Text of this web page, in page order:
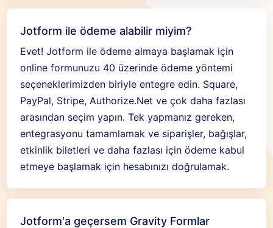
Jotform ile ödeme alabilir miyim?
Evet! Jotform ile ödeme almaya başlamak için
online formunuzu 40 üzerinde ödeme yöntemi
seçeneklerimizden biriyle entegre edin. Square,
PayPal, Stripe, Authorize.Net ve çok daha fazlası
arasından seçim yapın. Tek yapmanız gereken,
entegrasyonu tamamlamak ve siparişler, bağışlar,
etkinlik biletleri ve daha fazlası için ödeme kabul
etmeye başlamak için hesabınızı doğrulamak.
Jotform'a geçersem Gravity Formlar